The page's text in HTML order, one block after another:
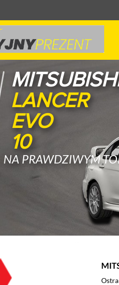
SUBARU
IMPREZA
WRX
NA PRAWDZIWYM